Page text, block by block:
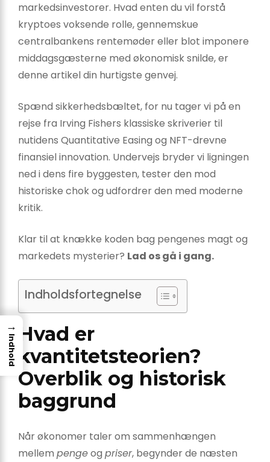
markedsinvestorer. Hvad enten du vil forstå
kryptoes voksende rolle, gennemskue
centralbankens rentemøder eller blot imponere
middagsgæsterne med økonomisk snilde, er
denne artikel din hurtigste genvej.
Spænd sikkerhedsbæltet, for nu tager vi på en
rejse fra Irving Fishers klassiske skriverier til
nutidens Quantitative Easing og NFT-drevne
finansiel innovation. Undervejs bryder vi ligningen
ned i dens fire byggesten, tester den mod
historiske chok og udfordrer den med moderne
kritik.
Klar til at knække koden bag pengenes magt og
markedets mysterier? Lad os gå i gang.
Indholdsfortegnelse
Hvad er
kvantitetsteorien?
Overblik og historisk
baggrund
Når økonomer taler om sammenhængen
mellem pengeog priser, begynder de næsten
→
Indhold